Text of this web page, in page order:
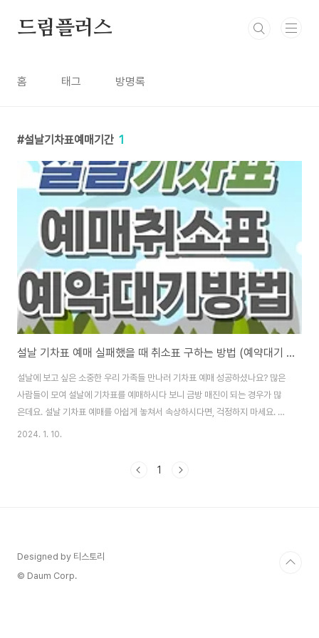
드림플러스
홈 태그 방명록
설날기차표예매기간 1
설날 기차표 예매 실패했을 때 취소표 구하는 방법 (예약대기 꿀팁)
설날에 보고 싶은 소중한 우리 가족들 만나러 기차표 예매 성공하셨나요? 많은
사람들이 모여 설날에 기차표를 예매하시다 보니 금방 매진이 되는 경우가 많
은데요. 설날 기차표 예매를 아쉽게 놓쳐서 속상하시다면, 걱정하지 마세요. 사
정이 생겨 기차표 취소를 하는 분들의 기차표를 예매하시면 되기 때문입니다.
히 취소표가 생겼는지 확인을 하고, 자리가 나면 바로 예매를 진행시켜 주시면
2024. 1. 10.
1
Designed by 티스토리
© Daum Corp.